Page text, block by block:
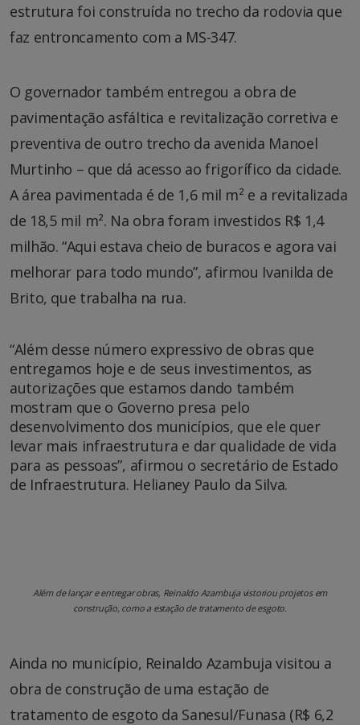
estrutura foi construída no trecho da rodovia que
faz entroncamento com a MS-347.
O governador também entregou a obra de
pavimentação asfáltica e revitalização corretiva e
preventiva de outro trecho da avenida Manoel
Murtinho – que dá acesso ao frigorífico da cidade.
A área pavimentada é de 1,6 mil m² e a revitalizada
de 18,5 mil m². Na obra foram investidos R$ 1,4
milhão. “Aqui estava cheio de buracos e agora vai
melhorar para todo mundo”, afirmou Ivanilda de
Brito, que trabalha na rua.
“Além desse número expressivo de obras que
entregamos hoje e de seus investimentos, as
autorizações que estamos dando também
mostram que o Governo presa pelo
desenvolvimento dos municípios, que ele quer
levar mais infraestrutura e dar qualidade de vida
para as pessoas”, afirmou o secretário de Estado
de Infraestrutura. Helianey Paulo da Silva.
Além de lançar e entregar obras, Reinaldo Azambuja vistoriou projetos em
construção, como a estação de tratamento de esgoto.
Ainda no município, Reinaldo Azambuja visitou a
obra de construção de uma estação de
tratamento de esgoto da Sanesul/Funasa (R$ 6,2